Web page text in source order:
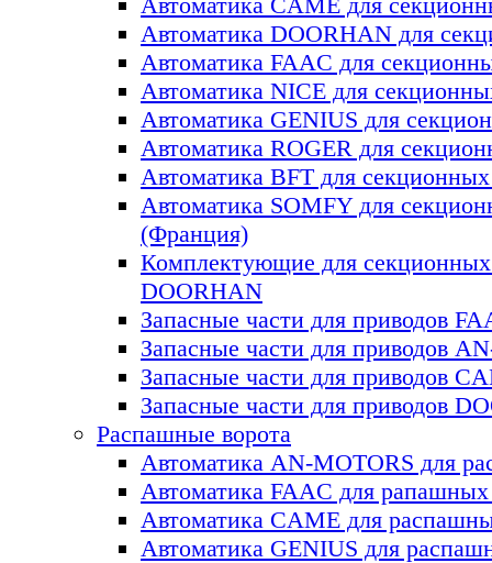
Автоматика DOORHAN для
Автоматика FAAC для
Автоматика NICE для
Автоматика GENIUS для
Автоматика ROGER для
Автоматика BFT для
Автоматика SOMFY для
(Франция)
Комплектующие для секционных
DOORHAN
Запасные части для приводов
Запасные части для приводов
Запасные части для приводов
Запасные части для приводов
Распашные ворота
Автоматика AN-MOTORS для
Автоматика FAAC для рапашных
Автоматика CAME для
Автоматика GENIUS для